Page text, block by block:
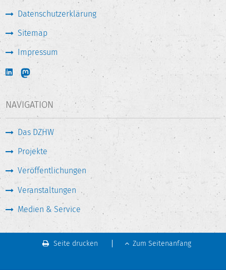
Datenschutzerklärung
Sitemap
Impressum
NAVIGATION
Das DZHW
Projekte
Veröffentlichungen
Veranstaltungen
Medien & Service
Seite drucken Zum Seitenanfang